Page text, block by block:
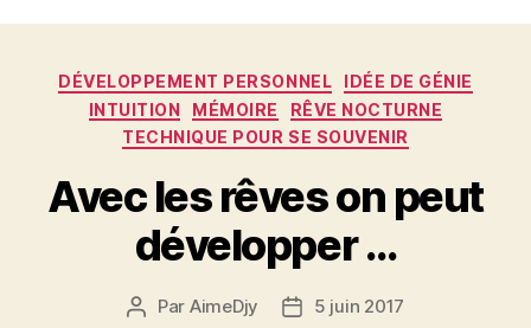
Catégories
DÉVELOPPEMENT PERSONNEL
IDÉE DE GÉNIE
INTUITION
MÉMOIRE
RÊVE NOCTURNE
TECHNIQUE POUR SE SOUVENIR
Avec les rêves on peut
développer …
Auteur
Par AimeDjy
Date5 juin 2017